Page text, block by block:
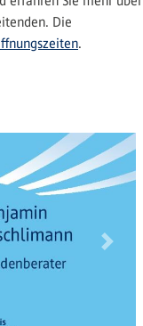
Die
.
Next